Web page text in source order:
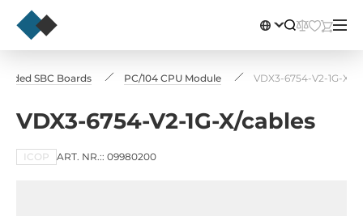
SBC Boards PC/104 CPU Module VDX3-6754-V2-1G-X/
VDX3-6754-V2-1G-X/cables
ICOP ART. NR.:: 09980200